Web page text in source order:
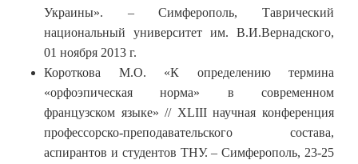
Украины». – Симферополь, Таврический
национальный университет им. В.И.Вернадского,
01 ноября 2013 г.
Короткова М.О. «К определению термина
«орфоэпическая норма» в современном
французском языке» // XLIII научная конференция
профессорско-преподавательского состава,
аспирантов и студентов ТНУ. – Симферополь, 23-25